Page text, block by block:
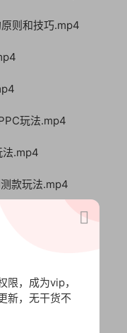
原则和技巧.mp4
玩法.mp4
法.mp4
款玩法.mp4
产玩法.mp4
法.mp4
限，成为vip，
新，无干货不